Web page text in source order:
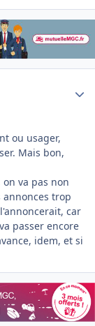
ou usager,
Mais bon,
va pas non
trop
car
passer encore
idem, et si